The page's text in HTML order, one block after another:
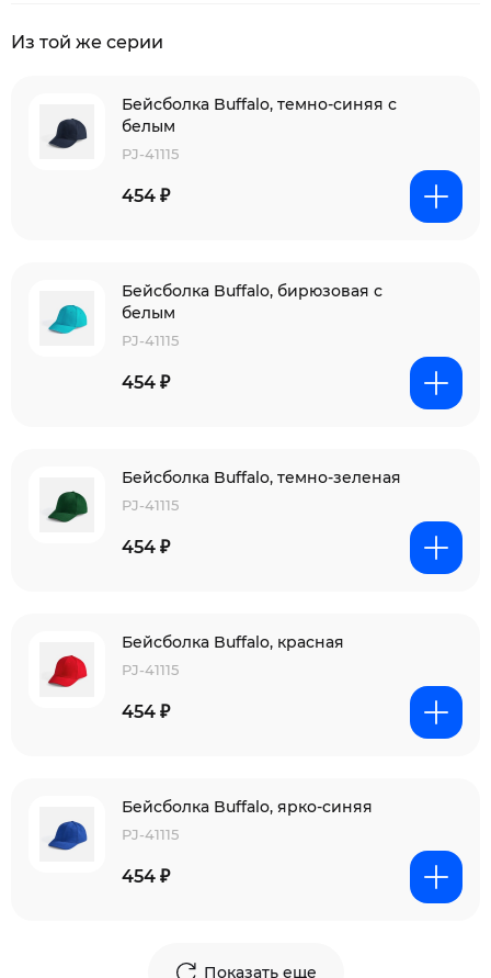
Из той же серии
Бейсболка Buffalo, темно-синяя с
белым
PJ-41115
454 ₽
Бейсболка Buffalo, бирюзовая с
белым
PJ-41115
454 ₽
Бейсболка Buffalo, темно-зеленая
PJ-41115
454 ₽
Бейсболка Buffalo, красная
PJ-41115
454 ₽
Бейсболка Buffalo, ярко-синяя
PJ-41115
454 ₽
Показать еще